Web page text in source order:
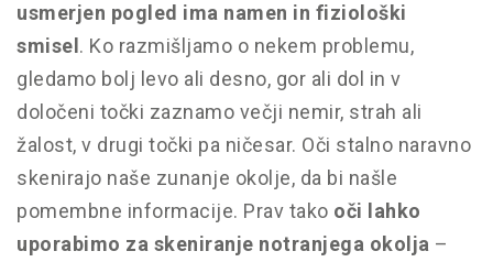
usmerjen pogled ima namen in fiziološki
smisel . Ko razmišljamo o nekem problemu,
gledamo bolj levo ali desno, gor ali dol in v
določeni točki zaznamo večji nemir, strah ali
žalost, v drugi točki pa ničesar. Oči stalno naravno
skenirajo naše zunanje okolje, da bi našle
pomembne informacije. Prav tako oči lahko
uporabimo za skeniranje notranjega okolja –